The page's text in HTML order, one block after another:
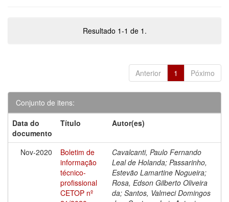
Resultado 1-1 de 1.
Anterior 1 Póximo
Conjunto de itens:
Data do
documento
Título Autor(es)
Nov-2020
Boletim de
informação
técnico-
profissional
CETOP nº
Cavalcanti, Paulo Fernando
Leal de Holanda; Passarinho,
Estevão Lamartine Nogueira;
Rosa, Edson Gilberto Oliveira
da; Santos, Valmeci Domingos